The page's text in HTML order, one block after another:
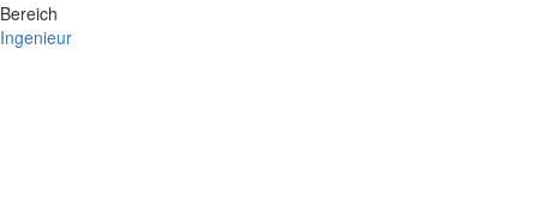
Bereich
Ingenieur